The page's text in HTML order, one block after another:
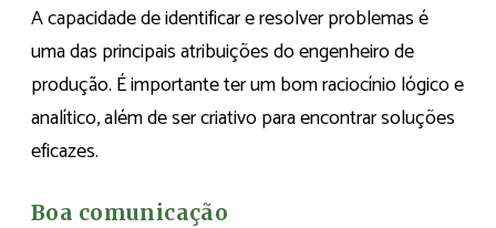
A capacidade de identificar e resolver problemas é
uma das principais atribuições do engenheiro de
produção. É importante ter um bom raciocínio lógico e
analítico, além de ser criativo para encontrar soluções
eficazes.
Boa comunicação